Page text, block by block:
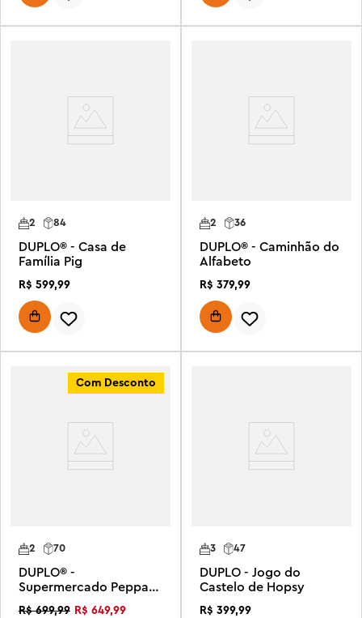
84
2
DUPLO® - Casa de
Família Pig
R$ 599,99
2 36
DUPLO® - Caminhão do
Alfabeto
R$ 379,99
Com Desconto
70
2
DUPLO® -
Supermercado Peppa
R$ 699,99 R$ 649,99
3 47
DUPLO - Jogo do
Castelo de Hopsy
R$ 399,99